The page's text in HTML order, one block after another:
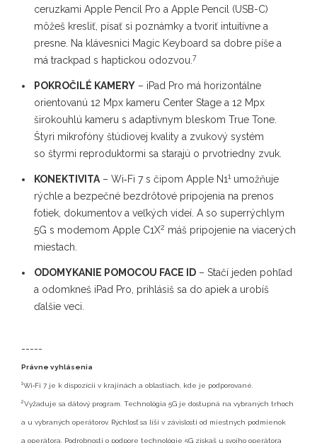
ceruzkami Apple Pencil Pro a Apple Pencil (USB-C)
môžeš kresliť, písať si poznámky a tvoriť intuitívne a
presne. Na klávesnici Magic Keyboard sa dobre píše a
má trackpad s haptickou odozvou. 7
POKROČILÉ KAMERY – iPad Pro má horizontálne
orientovanú 12 Mpx kameru Center Stage a 12 Mpx
širokouhlú kameru s adaptívnym bleskom True Tone.
Štyri mikrofóny štúdiovej kvality a zvukový systém
so štyrmi reproduktormi sa starajú o prvotriedny zvuk.
KONEKTIVITA – Wi‑Fi 7 s čipom Apple N11umožňuje
rýchle a bezpečné bezdrôtové pripojenia na prenos
fotiek, dokumentov a veľkých videí. A so superrýchlym
5G s modemom Apple C1X2 máš pripojenie na viacerých
miestach.
ODOMYKANIE POMOCOU FACE ID – Stačí jeden pohľad
a odomkneš iPad Pro, prihlásiš sa do apiek a urobíš
ďalšie veci.
-----
Právne vyhlásenia
1Wi‑Fi 7 je k dispozícii v krajinách a oblastiach, kde je podporované.
2Vyžaduje sa dátový program. Technológia 5G je dostupná na vybraných trhoch
a u vybraných operátorov. Rýchlosť sa líši v závislosti od miestnych podmienok
a operátora. Podrobnosti o podpore technológie 5G získaš u svojho operátora